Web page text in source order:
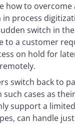
how to overcome
process
switch in
to a customer
on hold for
switch back to
such cases as
support a
can handle